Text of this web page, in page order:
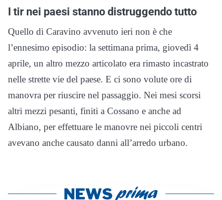
I tir nei paesi stanno distruggendo tutto
Quello di Caravino avvenuto ieri non è che
l’ennesimo episodio: la settimana prima, giovedì 4
aprile, un altro mezzo articolato era rimasto incastrato
nelle strette vie del paese. E ci sono volute ore di
manovra per riuscire nel passaggio. Nei mesi scorsi
altri mezzi pesanti, finiti a Cossano e anche ad
Albiano, per effettuare le manovre nei piccoli centri
avevano anche causato danni all’arredo urbano.